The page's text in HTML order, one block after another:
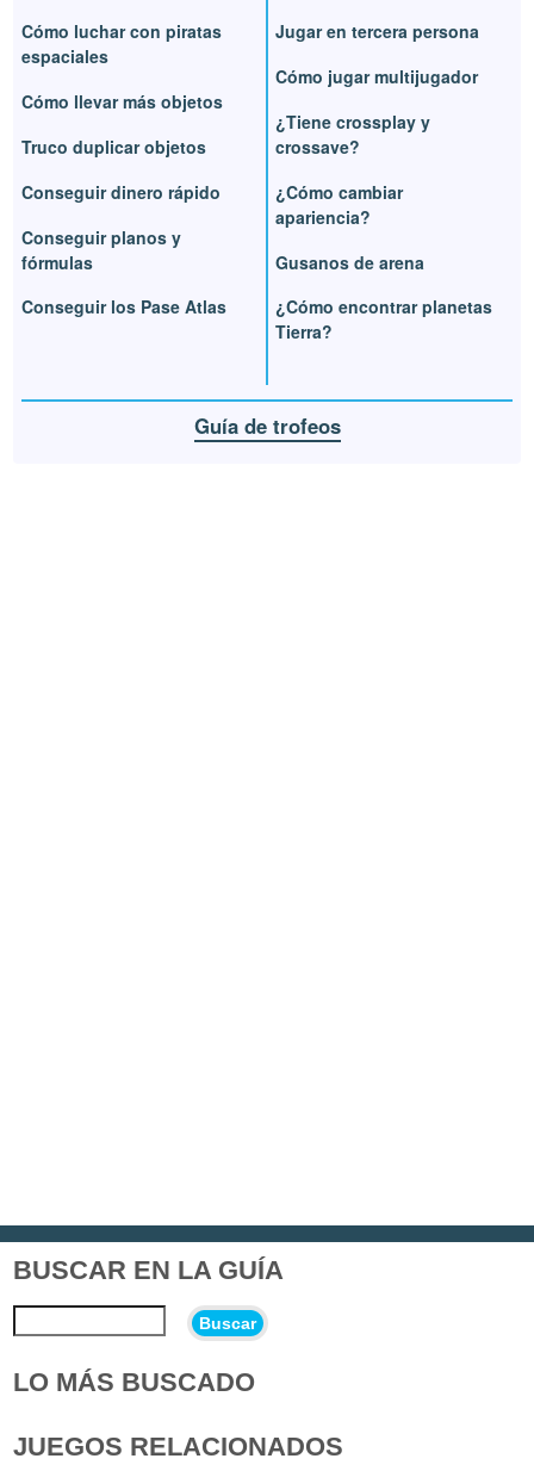
Cómo luchar con piratas
espaciales
Cómo llevar más objetos
Truco duplicar objetos
Conseguir dinero rápido
Conseguir planos y
fórmulas
Conseguir los Pase Atlas
Jugar en tercera persona
Cómo jugar multijugador
¿Tiene crossplay y
crossave?
¿Cómo cambiar
apariencia?
Gusanos de arena
¿Cómo encontrar planetas
Tierra?
Guía de trofeos
BUSCAR EN LA GUÍA
Buscar
LO MÁS BUSCADO
JUEGOS RELACIONADOS